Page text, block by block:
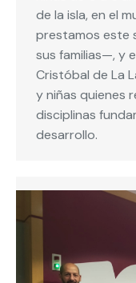
de la isla, en el
prestamos este
sus familias—, y
Cristóbal de La
y niñas quienes
disciplinas
desarrollo.